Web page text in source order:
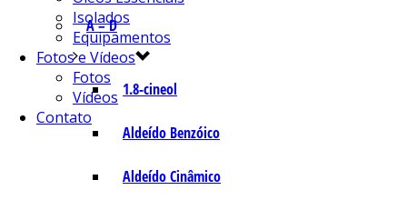
A – D
1.8-cineol
Aldeído Benzóico
Aldeído Cinâmico
Isolados
Equipamentos
Fotos e Vídeos
Fotos
Vídeos
Contato